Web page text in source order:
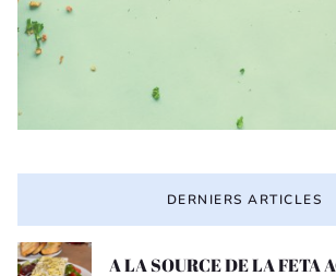
DERNIERS ARTICLES
A LA SOURCE DE LA FETA